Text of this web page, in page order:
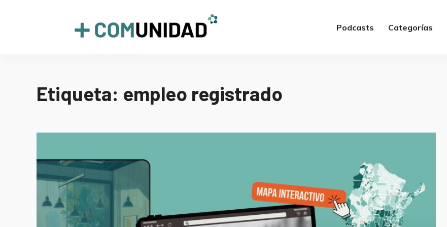
+COMUNIDAD Podcasts Categorías
Etiqueta: empleo registrado